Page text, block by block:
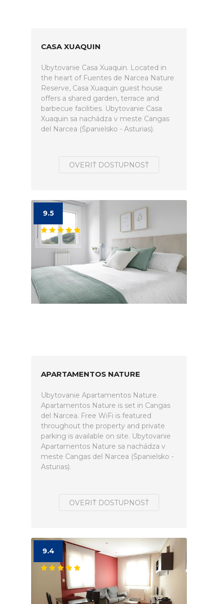
CASA XUAQUIN
Ubytovanie Casa Xuaquin. Located in
the heart of Fuentes de Narcea Nature
Reserve, Casa Xuaquin guest house
offers a shared garden, terrace and
barbecue facilities. Ubytovanie Casa
Xuaquin sa nachádza v meste Cangas
del Narcea (Španielsko - Asturias).
OVERIŤ DOSTUPNOSŤ
9.5
APARTAMENTOS NATURE
Ubytovanie Apartamentos Nature.
Apartamentos Nature is set in Cangas
del Narcea. Free WiFi is featured
throughout the property and private
parking is available on site. Ubytovanie
Apartamentos Nature sa nachádza v
meste Cangas del Narcea (Španielsko -
Asturias).
OVERIŤ DOSTUPNOSŤ
9.4